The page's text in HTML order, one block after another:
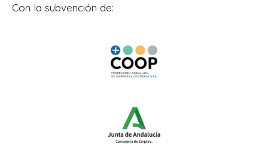
Con la subvención de: